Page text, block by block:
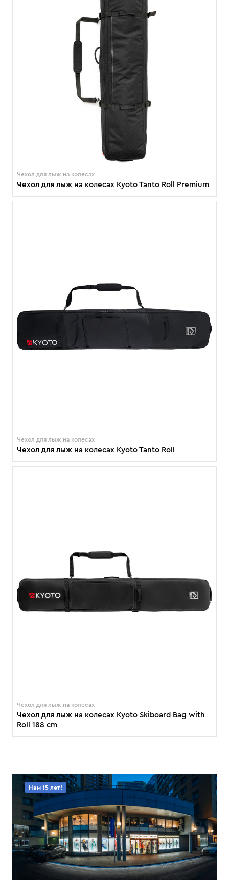
Чехол для лыж на колесах
Чехол для лыж на колесах Kyoto Tanto Roll Premium
Чехол для лыж на колесах
Чехол для лыж на колесах Kyoto Tanto Roll
Чехол для лыж на колесах
Чехол для лыж на колесах Kyoto Skiboard Bag with
Roll 188 cm
Нам 15 лет!